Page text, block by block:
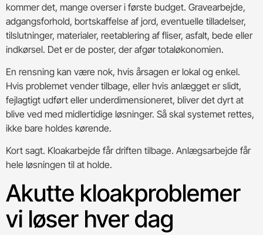
kommer det, mange overser i første budget. Gravearbejde,
adgangsforhold, bortskaffelse af jord, eventuelle tilladelser,
tilslutninger, materialer, reetablering af fliser, asfalt, bede eller
indkørsel. Det er de poster, der afgør totaløkonomien.
En rensning kan være nok, hvis årsagen er lokal og enkel.
Hvis problemet vender tilbage, eller hvis anlægget er slidt,
fejlagtigt udført eller underdimensioneret, bliver det dyrt at
blive ved med midlertidige løsninger. Så skal systemet rettes,
ikke bare holdes kørende.
Kort sagt. Kloakarbejde får driften tilbage. Anlægsarbejde får
hele løsningen til at holde.
Akutte kloakproblemer
vi løser hver dag